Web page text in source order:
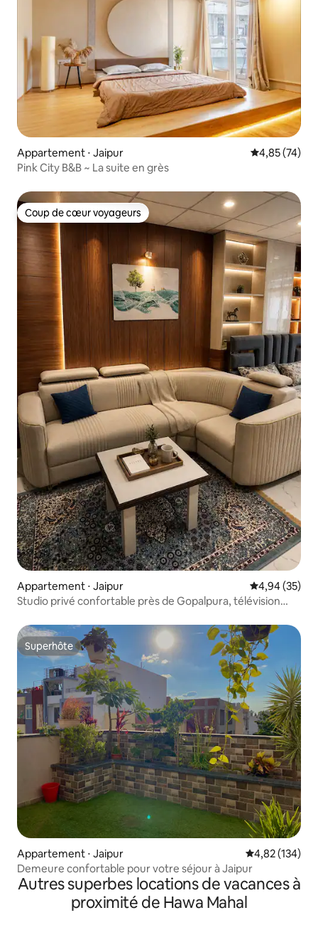
Appartement ⋅ Jaipur Évaluation
4,85 (74)
Pink City B&B ~ La suite en grès
Coup de cœur voyageurs
Coup de cœur voyageurs
Appartement ⋅ Jaipur Évaluation
4,94 (35)
Studio privé confortable près de Gopalpura, télévision
Superhôte
Superhôte
Appartement ⋅ Jaipur Évaluation
4,82 (134)
Demeure confortable pour votre séjour à Jaipur
Autres superbes locations de vacances à
proximité de Hawa Mahal